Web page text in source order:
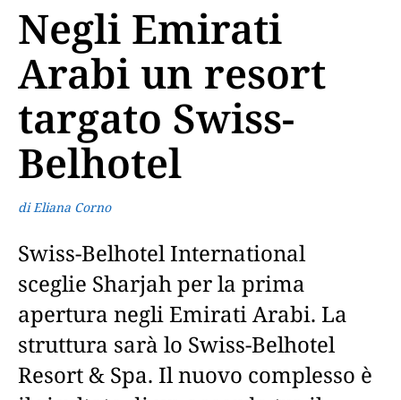
Negli Emirati
Arabi un resort
targato Swiss-
Belhotel
di Eliana Corno
Swiss-Belhotel International
sceglie Sharjah per la prima
apertura negli Emirati Arabi. La
struttura sarà lo Swiss-Belhotel
Resort & Spa. Il nuovo complesso è